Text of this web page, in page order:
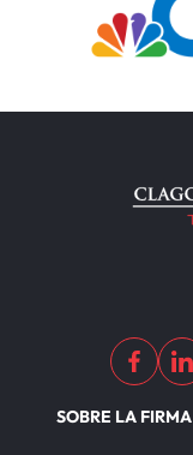
SOBRE LA FIRMA